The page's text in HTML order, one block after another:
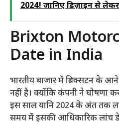
2024! जानिए डिज़ाइन से
Brixton
Date in India
भारतीय बाजार में ब्रिक्सटन के
नहीं है। क्योंकि कंपनी ने घोषणा
इस साल यानि 2024 के अंत तक
समय में इसकी आधिकारिक लांच